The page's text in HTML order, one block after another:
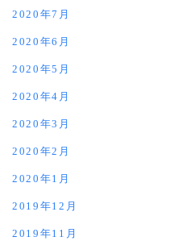
2020年7月
2020年6月
2020年5月
2020年4月
2020年3月
2020年2月
2020年1月
2019年12月
2019年11月